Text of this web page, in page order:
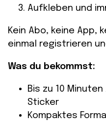
Aufkleben und
Kein Abo, keine App,
einmal registrieren
Was du bekommst:
Bis zu 10
Sticker
Kompaktes